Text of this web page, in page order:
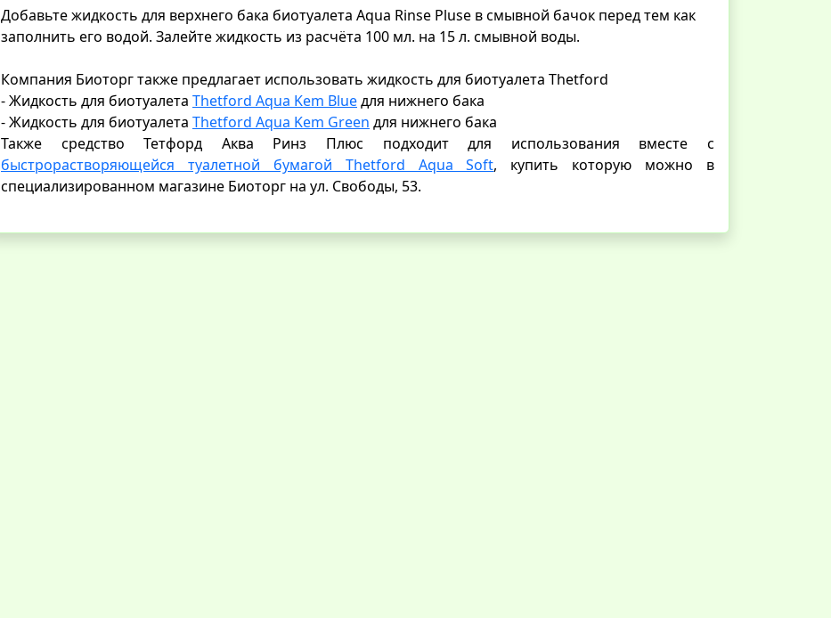
Добавьте жидкость для верхнего бака биотуалета Aqua Rinse Pluse в смывной бачок перед тем как
заполнить его водой. Залейте жидкость из расчёта 100 мл. на 15 л. смывной воды.
Компания Биоторг также предлагает использовать жидкость для биотуалета Thetford
- Жидкость для биотуалета Thetford Aqua Kem Blueдля нижнего бака
- Жидкость для биотуалета Thetford Aqua Kem Green для нижнего бака
Также средство Тетфорд Аква Ринз Плюс подходит для использования вместе с
быстрорастворяющейся туалетной бумагой Thetford Aqua Soft, купить которую можно в
специализированном магазине Биоторг на ул. Свободы, 53.